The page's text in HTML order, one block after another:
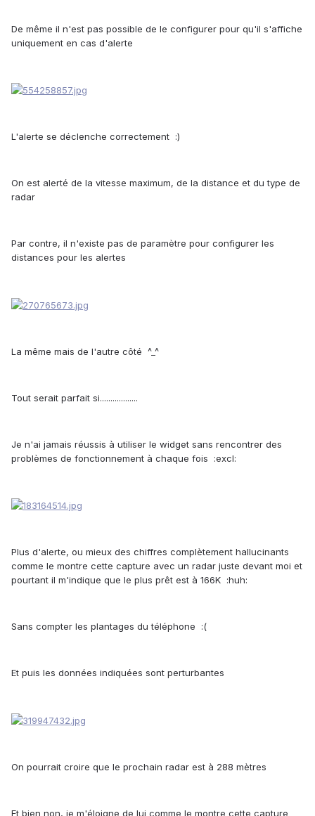
De même il n'est pas possible de le configurer pour qu'il s'affiche
uniquement en cas d'alerte
L'alerte se déclenche correctement :)
On est alerté de la vitesse maximum, de la distance et du type de
radar
Par contre, il n'existe pas de paramètre pour configurer les
distances pour les alertes
La même mais de l'autre côté ^_^
Tout serait parfait si..................
Je n'ai jamais réussis à utiliser le widget sans rencontrer des
problèmes de fonctionnement à chaque fois :excl:
Plus d'alerte, ou mieux des chiffres complètement hallucinants
comme le montre cette capture avec un radar juste devant moi et
pourtant il m'indique que le plus prêt est à 166K :huh:
Sans compter les plantages du téléphone :(
Et puis les données indiquées sont perturbantes
On pourrait croire que le prochain radar est à 288 mètres
Et bien non, je m'éloigne de lui comme le montre cette capture